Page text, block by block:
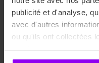
publicité et d'analyse,
avec d'autres
ou qu'ils ont collectées
nos prochains
Events